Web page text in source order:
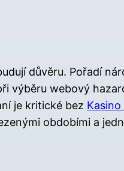
důvěru. Pořadí
výběru webový
je kritické bez
obdobími a